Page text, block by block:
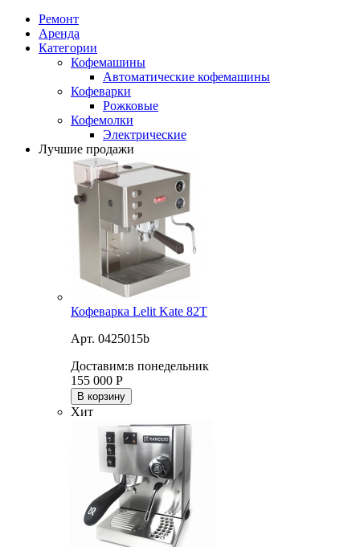
Ремонт
Аренда
Категории
Кофемашины
Автоматические кофемашины
Кофеварки
Рожковые
Кофемолки
Электрические
Лучшие продажи
Кофеварка Lelit Kate 82T
Арт. 0425015b
Доставим:в понедельник
155 000 Р
В корзину
Хит